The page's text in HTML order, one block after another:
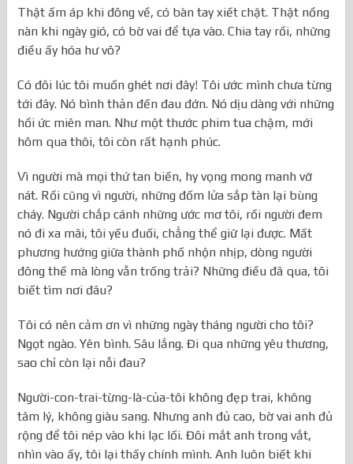
Thật ấm áp khi đông về, có bàn tay xiết chặt. Thật nồng
nàn khi ngày gió, có bờ vai để tựa vào. Chia tay rồi, những
điều ấy hóa hư vô?
Có đôi lúc tôi muốn ghét nơi đây! Tôi ước mình chưa từng
tới đây. Nó bình thản đến đau đớn. Nó dịu dàng với những
hồi ức miên man. Như một thước phim tua chậm, mới
hôm qua thôi, tôi còn rất hạnh phúc.
Vì người mà mọi thứ tan biến, hy vọng mong manh vỡ
nát. Rồi cũng vì người, những đốm lửa sắp tàn lại bùng
cháy. Người chắp cánh những ước mơ tôi, rồi người đem
nó đi xa mãi, tôi yếu đuối, chẳng thể giữ lại được. Mất
phương hướng giữa thành phố nhộn nhịp, dòng người
đông thế mà lòng vẫn trống trải? Những điều đã qua, tôi
biết tìm nơi đâu?
Tôi có nên cảm ơn vì những ngày tháng người cho tôi?
Ngọt ngào. Yên bình. Sâu lắng. Đi qua những yêu thương,
sao chỉ còn lại nỗi đau?
Người-con-trai-từng-là-của-tôi không đẹp trai, không
tâm lý, không giàu sang. Nhưng anh đủ cao, bờ vai anh đủ
rộng để tôi nép vào khi lạc lối. Đôi mắt anh trong vắt,
nhìn vào ấy, tôi lại thấy chính mình. Anh luôn biết khi